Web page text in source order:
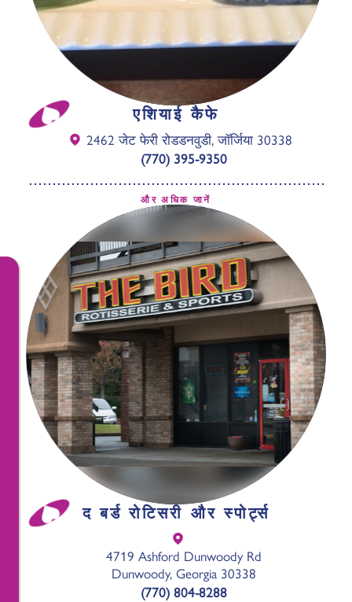
एशियाई कैफे
2462 जेट फेरी रोडडनवुडी, जॉर्जिया 30338
(770) 395-9350
और अधिक जानें
द बर्ड रोटिसरी और स्पोर्ट्स
4719 Ashford Dunwoody Rd
Dunwoody, Georgia 30338
(770) 804-8288